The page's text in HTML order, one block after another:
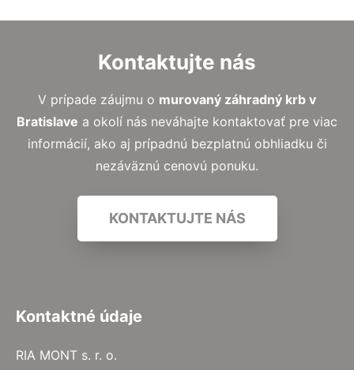
Kontaktujte nás
V prípade záujmu o murovaný záhradný krb v
Bratislave a okolí nás neváhajte kontaktovať pre viac
informácií, ako aj prípadnú bezplatnú obhliadku či
nezáväznú cenovú ponuku.
KONTAKTUJTE NÁS
Kontaktné údaje
RIA MONT s. r. o.